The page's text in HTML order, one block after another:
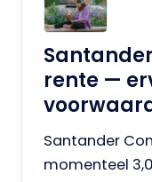
Santander
rente —
Santander
momenteel